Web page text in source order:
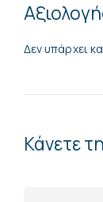
Δεν υπάρχει
Κάνετε